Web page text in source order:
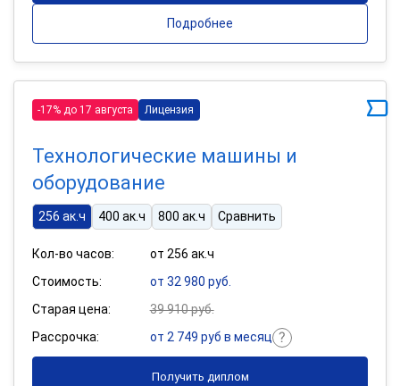
Подробнее
-17% до 17 августа Лицензия
Технологические машины и
оборудование
256 ак.ч 400 ак.ч 800 ак.ч Сравнить
Кол-во часов:
от 256 ак.ч
Стоимость:
от 32 980 руб.
Старая цена:
39 910 руб.
Рассрочка:
от 2 749 руб в месяц
Получить диплом